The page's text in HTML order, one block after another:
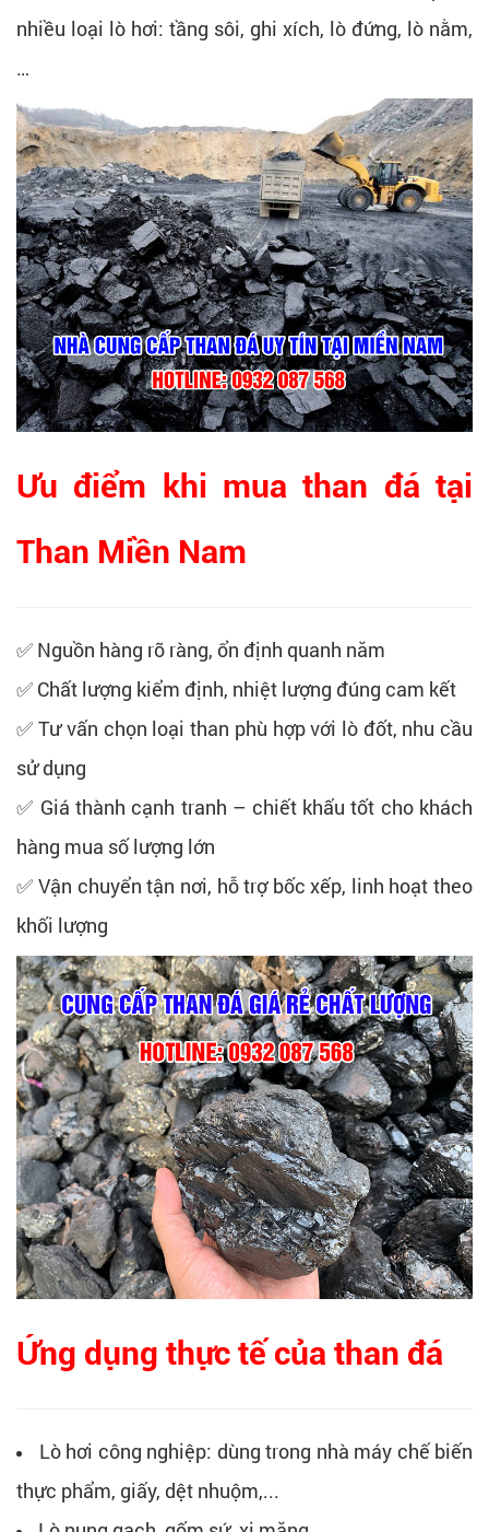
nhiều loại lò hơi: tầng sôi, ghi xích, lò đứng, lò nằm,
…
Ưu điểm khi mua than đá tại
Than Miền Nam
✅ Nguồn hàng rõ ràng, ổn định quanh năm
✅ Chất lượng kiểm định, nhiệt lượng đúng cam kết
✅ Tư vấn chọn loại than phù hợp với lò đốt, nhu cầu
sử dụng
✅ Giá thành cạnh tranh – chiết khấu tốt cho khách
hàng mua số lượng lớn
✅ Vận chuyển tận nơi, hỗ trợ bốc xếp, linh hoạt theo
khối lượng
Ứng dụng thực tế của than đá
Lò hơi công nghiệp: dùng trong nhà máy chế biến
thực phẩm, giấy, dệt nhuộm,...